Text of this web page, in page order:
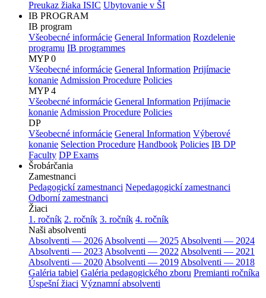
Preukaz žiaka ISIC Ubytovanie v ŠI
IB PROGRAM
IB program
Všeobecné informácie General Information Rozdelenie
programu IB programmes
MYP 0
Všeobecné informácie General Information Prijímacie
konanie Admission Procedure Policies
MYP 4
Všeobecné informácie General Information Prijímacie
konanie Admission Procedure Policies
DP
Všeobecné informácie General Information Výberové
konanie Selection Procedure Handbook Policies IB DP
Faculty DP Exams
Šrobárčania
Zamestnanci
Pedagogickí zamestnanci Nepedagogickí zamestnanci
Odborní zamestnanci
Žiaci
1. ročník 2. ročník 3. ročník 4. ročník
Naši absolventi
Absolventi — 2026 Absolventi — 2025 Absolventi — 2024
Absolventi — 2023 Absolventi — 2022 Absolventi — 2021
Absolventi — 2020 Absolventi — 2019 Absolventi — 2018
Galéria tabiel Galéria pedagogického zboru Premianti ročníka
Úspešní žiaci Významní absolventi